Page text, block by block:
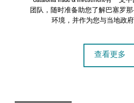
团队，随时准备助您了解巴塞罗
环境，并作为您与当地政府
查看更多